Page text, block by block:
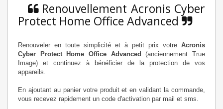
Renouvellement Acronis Cyber
Protect Home Office Advanced
Renouveler en toute simplicité et à petit prix votre Acronis
Cyber Protect Home Office Advanced
(anciennement True
Image) et continuez à bénéficier de la protection de vos
appareils.
En ajoutant au panier votre produit et en validant la commande,
vous recevez rapidement un code d'activation par mail et sms.